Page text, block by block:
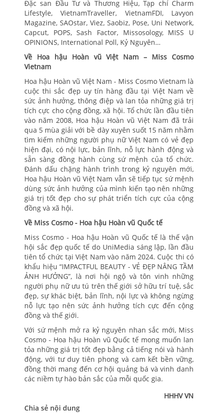
Đặc san Đầu Tư và Thương Hiệu, Tạp chí Charm
Lifestyle, VietnamTraveller, VietnamFDI, Lavyon
Magazine, SAOstar, Viez, Saobiz, Pose, Uni Network,
Capcut, POPS, Sash Factor, Missosology, MISS U
OPINIONS, International Poll, Kỷ Nguyên…
Về Hoa hậu Hoàn vũ Việt Nam – Miss Cosmo
Vietnam
Hoa hậu Hoàn vũ Việt Nam - Miss Cosmo Vietnam là
cuộc thi sắc đẹp uy tín hàng đầu tại Việt Nam về
sức ảnh hưởng, thông điệp và lan tỏa những giá trị
tích cực cho cộng đồng, xã hội. Tổ chức lần đầu tiên
vào năm 2008, Hoa hậu Hoàn vũ Việt Nam đã trải
qua 5 mùa giải với bề dày xuyên suốt 15 năm nhằm
tìm kiếm những người phụ nữ Việt Nam có vẻ đẹp
hiện đại, có nội lực, bản lĩnh, nỗ lực hành động và
sẵn sàng đồng hành cùng sứ mệnh của tổ chức.
Đánh dấu chặng hành trình trong kỷ nguyên mới,
Hoa hậu Hoàn vũ Việt Nam vẫn sẽ tiếp tục sứ mệnh
dùng sức ảnh hưởng của mình kiến tạo nên những
giá trị tốt đẹp cho sự phát triển tích cực của cộng
đồng và xã hội.
Về Miss Cosmo - Hoa hậu Hoàn vũ Quốc tế
Miss Cosmo - Hoa hậu Hoàn vũ Quốc tế là thế vận
hội sắc đẹp quốc tế do UniMedia sáng lập, lần đầu
tiên tổ chức tại Việt Nam vào năm 2024. Cuộc thi có
khẩu hiệu “IMPACTFUL BEAUTY - VẺ ĐẸP NÂNG TẦM
ẢNH HƯỞNG”, là nơi hội ngộ và tôn vinh những
người phụ nữ ưu tú trên thế giới sở hữu trí tuệ, sắc
đẹp, sự khác biệt, bản lĩnh, nội lực và không ngừng
nỗ lực tạo nên sức ảnh hưởng tích cực đến cộng
đồng và thế giới.
Với sứ mệnh mở ra kỷ nguyên nhan sắc mới, Miss
Cosmo - Hoa hậu Hoàn vũ Quốc tế mong muốn lan
tỏa những giá trị tốt đẹp bằng cả tiếng nói và hành
động, với tư duy tiên phong và cam kết bền vững,
đồng thời mang đến cơ hội quảng bá và vinh danh
các niềm tự hào bản sắc của mỗi quốc gia.
HHHV VN
Chia sẻ nội dung